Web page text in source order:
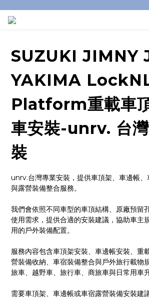
SUZUKI JIMNY
YAKIMA
Platform重載車
車安裝-unrv. 台
裝
unrv.台灣專業安裝，提供車頂架、車邊帳
與露營裝備整合服務。
我們會依照不同車型的車頂結構、原廠預留
使用需求，提供合適的安裝建議，協助車主
用的戶外裝備配置。
服務內容包含車頂架安裝、車邊帳安裝、重
營裝備收納、車宿裝備整合與戶外旅行載物
旅車、越野車、旅行車、商旅車與日常用車升
需要車頂架、車邊帳或車宿露營裝備安裝建